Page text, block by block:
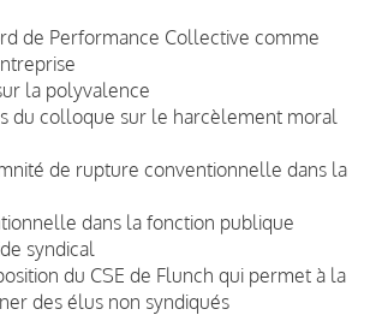
de Performance Collective comme
la polyvalence
du colloque sur le harcèlement moral
de rupture conventionnelle dans la
dans la fonction publique
syndical
du CSE de Flunch qui permet à la
des élus non syndiqués